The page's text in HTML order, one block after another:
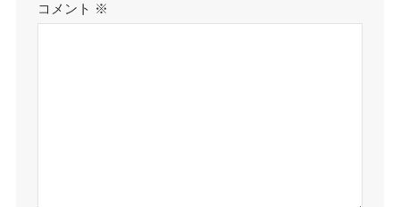
コメント ※